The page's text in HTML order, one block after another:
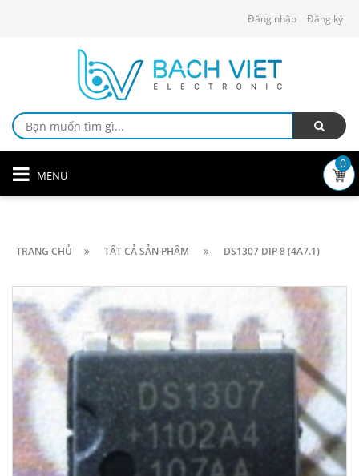
Đăng nhập Đăng ký
MENU
0
TRANG CHỦ TẤT CẢ SẢN PHẨM DS1307 DIP 8 (4A7.1)